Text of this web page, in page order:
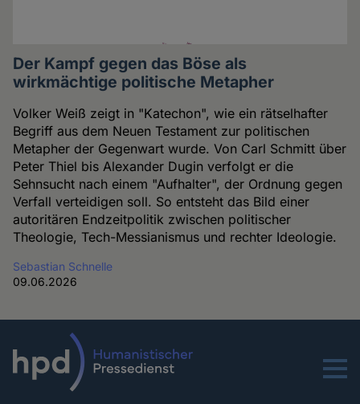
Der Kampf gegen das Böse als
wirkmächtige politische Metapher
Volker Weiß zeigt in "Katechon", wie ein rätselhafter
Begriff aus dem Neuen Testament zur politischen
Metapher der Gegenwart wurde. Von Carl Schmitt über
Peter Thiel bis Alexander Dugin verfolgt er die
Sehnsucht nach einem "Aufhalter", der Ordnung gegen
Verfall verteidigen soll. So entsteht das Bild einer
autoritären Endzeitpolitik zwischen politischer
Theologie, Tech-Messianismus und rechter Ideologie.
Sebastian Schnelle
09.06.2026
Menu